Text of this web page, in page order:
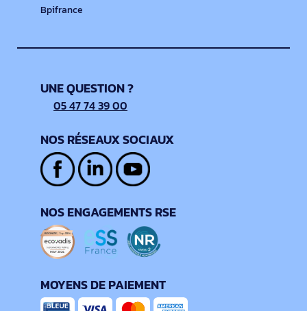
Bpifrance
UNE QUESTION ?
05 47 74 39 00
NOS RÉSEAUX SOCIAUX
NOS ENGAGEMENTS RSE
MOYENS DE PAIEMENT